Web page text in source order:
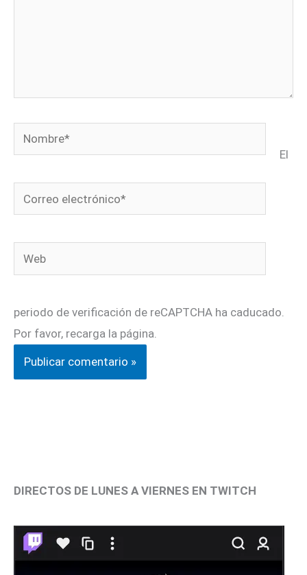
Nombre*
Correo
electrónico*
Web
El
periodo de verificación de reCAPTCHA ha caducado.
Por favor, recarga la página.
DIRECTOS DE LUNES A VIERNES EN TWITCH